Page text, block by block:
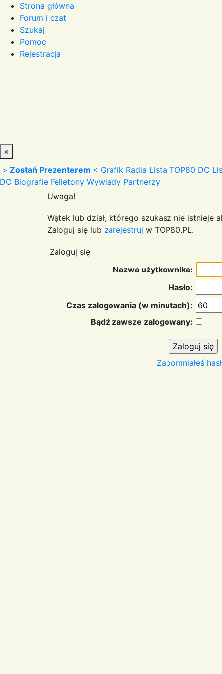
Strona główna
Forum i czat
Szukaj
Pomoc
Rejestracja
×
> Zostań Prezenterem < Grafik Radia Lista TOP80 DC
DC Biografie Felietony Wywiady Partnerzy
Uwaga!
Wątek lub dział, którego szukasz nie istnieje
Zaloguj się lub zarejestruj w TOP80.PL.
Zaloguj się
Nazwa użytkownika:
Hasło:
Czas zalogowania (w minutach):
Bądź zawsze zalogowany:
Zapomniałeś